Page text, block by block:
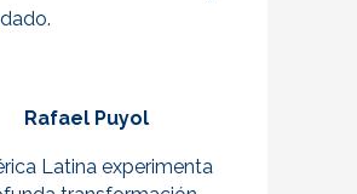
Rafael Puyol
Latina experimenta